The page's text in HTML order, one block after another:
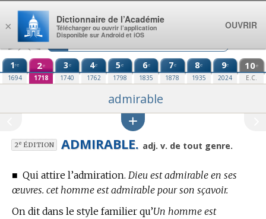
Aller au contenu
1re
1694
2e
1718
3e
1740
4e
1762
5e
1798
6e
1835
7e
1878
8e
1935
9e
2024
10e
E.C.
admirable
2eÉDITION ADMIRABLE. adj. v. de tout genre.
■ Qui attire l’admiration. Dieu est admirable en ses
œuvres. cet homme est admirable pour son sçavoir.
On dit dans le style familier qu’Un homme est
×
Dictionnaire de l’Académie
Télécharger ou ouvrir l’application
Disponible sur Android et iOS
OUVRIR